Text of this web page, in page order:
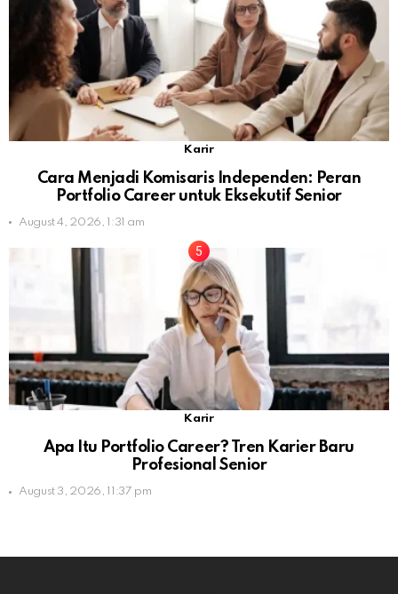
Karir
Cara Menjadi Komisaris Independen: Peran
Portfolio Career untuk Eksekutif Senior
August 4, 2026, 1:31 am
Karir
Apa Itu Portfolio Career? Tren Karier Baru
Profesional Senior
August 3, 2026, 11:37 pm